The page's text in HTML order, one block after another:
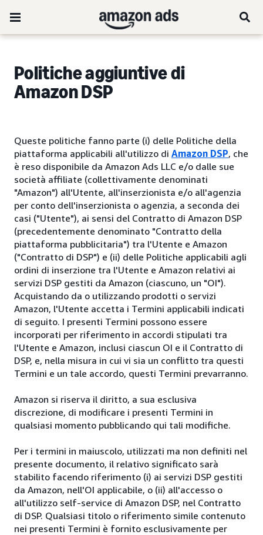
Politiche aggiuntive di
Amazon DSP
Queste politiche fanno parte (i) delle Politiche della
piattaforma applicabili all'utilizzo di Amazon DSP, che
è reso disponibile da Amazon Ads LLC e/o dalle sue
società affiliate (collettivamente denominati
"Amazon") all'Utente, all'inserzionista e/o all'agenzia
per conto dell'inserzionista o agenzia, a seconda dei
casi ("Utente"), ai sensi del Contratto di Amazon DSP
(precedentemente denominato "Contratto della
piattaforma pubblicitaria") tra l'Utente e Amazon
("Contratto di DSP") e (ii) delle Politiche applicabili agli
ordini di inserzione tra l'Utente e Amazon relativi ai
servizi DSP gestiti da Amazon (ciascuno, un "OI").
Acquistando da o utilizzando prodotti o servizi
Amazon, l'Utente accetta i Termini applicabili indicati
di seguito. I presenti Termini possono essere
incorporati per riferimento in accordi stipulati tra
l'Utente e Amazon, inclusi ciascun OI e il Contratto di
DSP, e, nella misura in cui vi sia un conflitto tra questi
Termini e un tale accordo, questi Termini prevarranno.
Amazon si riserva il diritto, a sua esclusiva
discrezione, di modificare i presenti Termini in
qualsiasi momento pubblicando qui tali modifiche.
Per i termini in maiuscolo, utilizzati ma non definiti nel
presente documento, il relativo significato sarà
stabilito facendo riferimento (i) ai servizi DSP gestiti
da Amazon, nell'OI applicabile, o (ii) all'accesso o
all'utilizzo self-service di Amazon DSP, nel Contratto
di DSP. Qualsiasi titolo o riferimento simile contenuto
nei presenti Termini è fornito esclusivamente per